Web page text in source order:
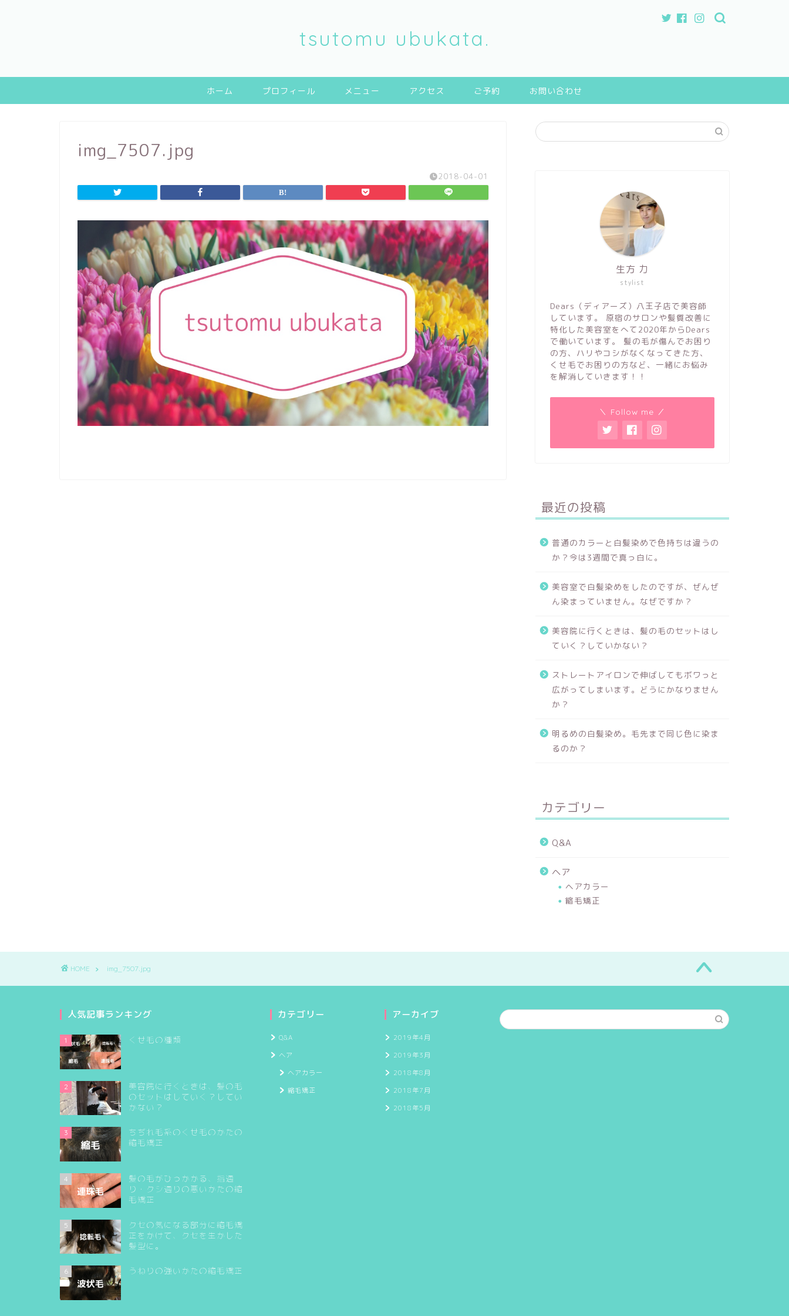
tsutomu ubukata.
ホーム プロフィール メニュー アクセス ご予約 お問い合わせ
img_7507.jpg
2018-04-01
stylist
生方 力
Dears（ディアーズ）八王子店で美容師
しています。 原宿のサロンや髪質改善に
特化した美容室をへて2020年からDears
で働いています。 髪の毛が傷んでお困り
の方、ハリやコシがなくなってきた方、
くせ毛でお困りの方など、一緒にお悩み
を解消していきます！！
＼ Follow me ／
最近の投稿
普通のカラーと白髪染めで色持ちは違うの
か？今は3週間で真っ白に。
美容室で白髪染めをしたのですが、ぜんぜ
ん染まっていません。なぜですか？
美容院に行くときは、髪の毛のセットはし
ていく？していかない？
ストレートアイロンで伸ばしてもボワっと
広がってしまいます。どうにかなりません
か？
明るめの白髪染め。毛先まで同じ色に染ま
るのか？
カテゴリー
Q&A
ヘア
ヘアカラー
縮毛矯正
HOME img_7507.jpg
人気記事ランキング
1 くせ毛の種類
2
美容院に行くときは、髪の毛
のセットはしていく？してい
かない？
3
ちぢれ毛系のくせ毛のかたの
縮毛矯正
4
髪の毛がひっかかる、指通
り・クシ通りの悪いかたの縮
毛矯正
5
クセの気になる部分に縮毛矯
正をかけて、クセを生かした
髪型に。
6 うねりの強いかたの縮毛矯正
カテゴリー
Q&A
ヘア
ヘアカラー
縮毛矯正
アーカイブ
2019年4月
2019年3月
2018年8月
2018年7月
2018年5月